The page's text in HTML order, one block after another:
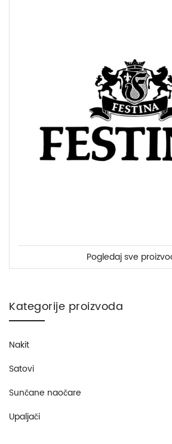
Pogledaj sve
Kategorije proizvoda
Nakit
Satovi
Sunčane naočare
Upaljači